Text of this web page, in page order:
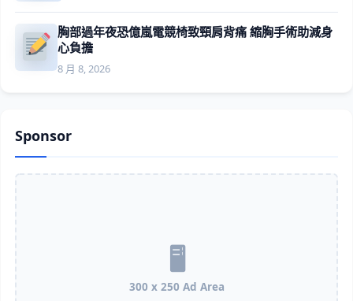
胸部過年夜恐億嵐電競椅致頸肩背痛 縮胸手術助減身
心負擔
8 月 8, 2026
Sponsor
300 x 250 Ad Area